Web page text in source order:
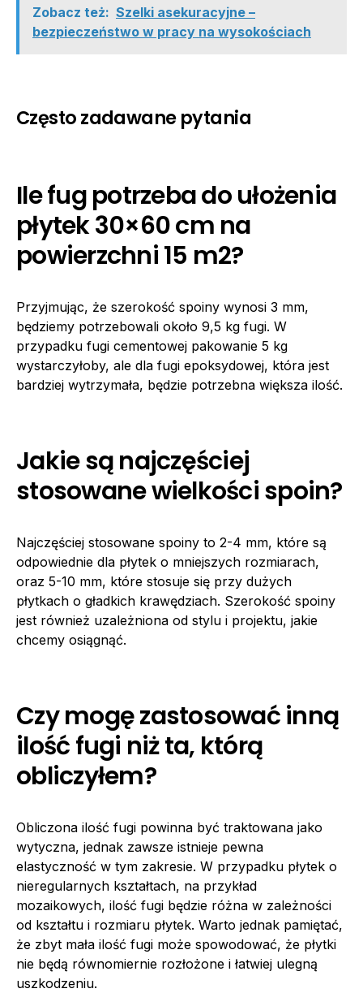
Zobacz też: Szelki asekuracyjne –
bezpieczeństwo w pracy na wysokościach
Często zadawane pytania
Ile fug potrzeba do ułożenia
płytek 30×60 cm na
powierzchni 15 m2?
Przyjmując, że szerokość spoiny wynosi 3 mm,
będziemy potrzebowali około 9,5 kg fugi. W
przypadku fugi cementowej pakowanie 5 kg
wystarczyłoby, ale dla fugi epoksydowej, która jest
bardziej wytrzymała, będzie potrzebna większa ilość.
Jakie są najczęściej
stosowane wielkości spoin?
Najczęściej stosowane spoiny to 2-4 mm, które są
odpowiednie dla płytek o mniejszych rozmiarach,
oraz 5-10 mm, które stosuje się przy dużych
płytkach o gładkich krawędziach. Szerokość spoiny
jest również uzależniona od stylu i projektu, jakie
chcemy osiągnąć.
Czy mogę zastosować inną
ilość fugi niż ta, którą
obliczyłem?
Obliczona ilość fugi powinna być traktowana jako
wytyczna, jednak zawsze istnieje pewna
elastyczność w tym zakresie. W przypadku płytek o
nieregularnych kształtach, na przykład
mozaikowych, ilość fugi będzie różna w zależności
od kształtu i rozmiaru płytek. Warto jednak pamiętać,
że zbyt mała ilość fugi może spowodować, że płytki
nie będą równomiernie rozłożone i łatwiej ulegną
uszkodzeniu.